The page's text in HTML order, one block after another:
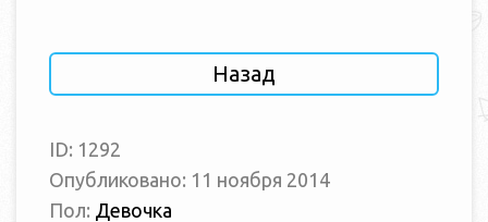
Назад
ID: 1292
Опубликовано: 11 ноября 2014
Пол: Девочка